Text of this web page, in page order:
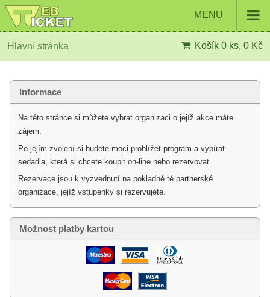
MENU
Hlavní stránka Košík 0 ks, 0 Kč
Informace
Na této stránce si můžete vybrat organizaci o jejíž akce máte
zájem.
Po jejím zvolení si budete moci prohlížet program a vybírat
sedadla, která si chcete koupit on-line nebo rezervovat.
Rezervace jsou k vyzvednutí na pokladně té partnerské
organizace, jejíž vstupenky si rezervujete.
Možnost platby kartou